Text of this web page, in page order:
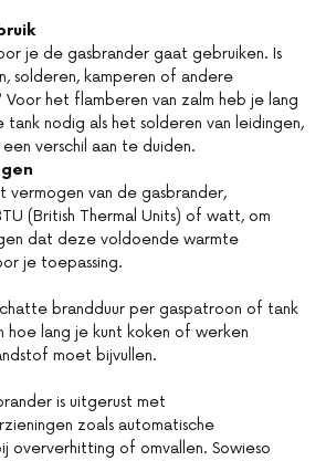
je de gasbrander gaat gebruiken. Is
solderen, kamperen of andere
Voor het flamberen van zalm heb je lang
tank nodig als het solderen van leidingen,
verschil aan te duiden.
vermogen van de gasbrander,
(British Thermal Units) of watt, om
dat deze voldoende warmte
je toepassing.
brandduur per gaspatroon of tank
hoe lang je kunt koken of werken
moet bijvullen.
is uitgerust met
zoals automatische
oververhitting of omvallen. Sowieso